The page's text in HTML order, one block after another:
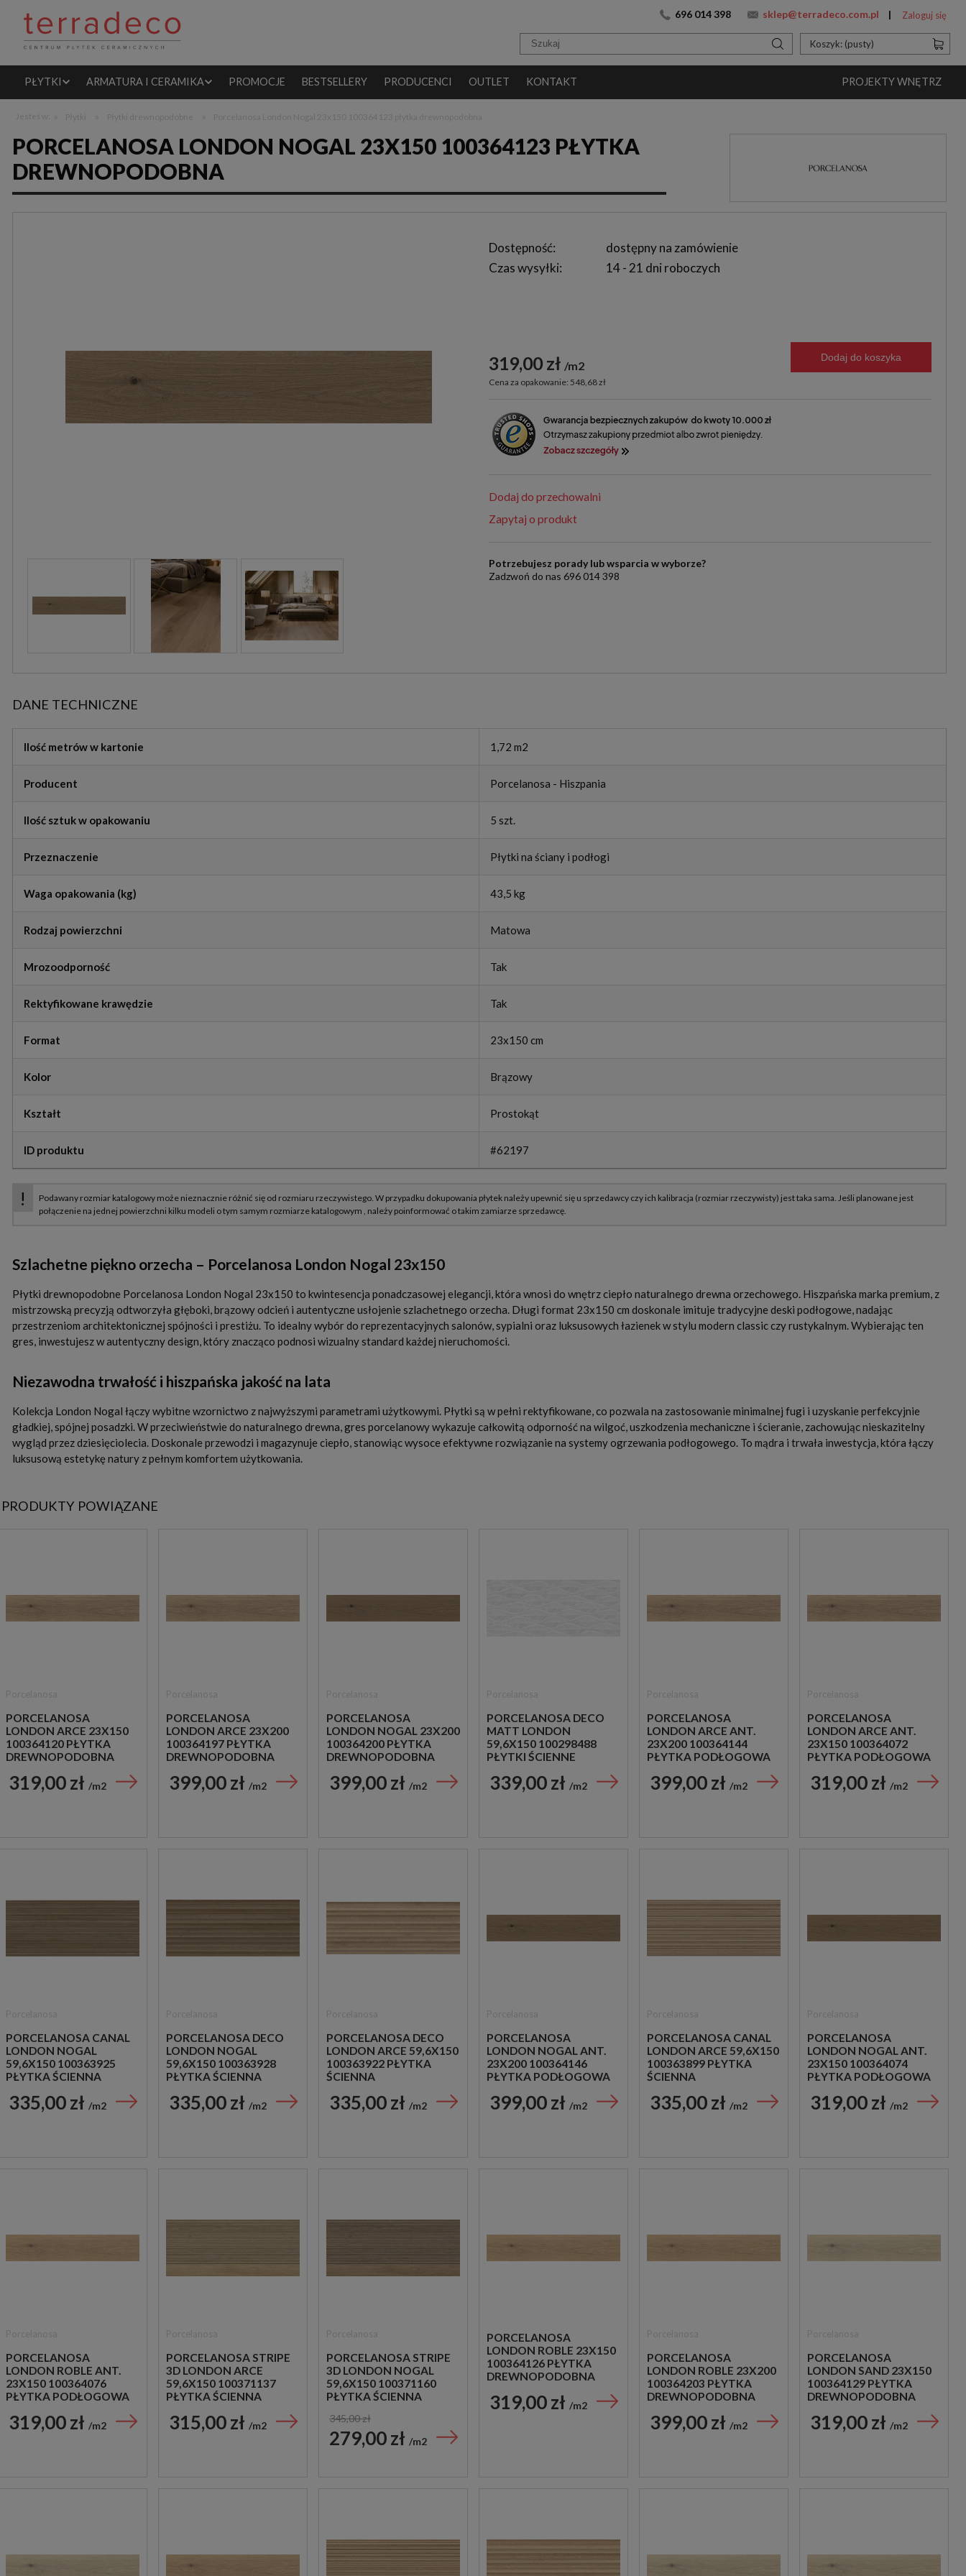
696 014 398 sklep@terradeco.com.pl Zaloguj się
Koszyk: (pusty)
PŁYTKI ARMATURA I CERAMIKA PROMOCJE BESTSELLERY PRODUCENCI OUTLET KONTAKT PROJEKTY WNĘTRZ
PORCELANOSA LONDON NOGAL 23X150 100364123 PŁYTKA
DREWNOPODOBNA
Dostępność:
dostępny na zamówienie
Czas wysyłki:
14 - 21 dni roboczych
319,00 zł m2
Cena za opakowanie: 548,68 zł
Dodaj do koszyka
Dodaj do przechowalni
Zapytaj o produkt
Potrzebujesz porady lub wsparcia w wyborze?
Zadzwoń do nas 696 014 398
DANE TECHNICZNE
Ilość metrów w kartonie 1,72 m2
Producent Porcelanosa - Hiszpania
Ilość sztuk w opakowaniu 5 szt.
Przeznaczenie Płytki na ściany i podłogi
Waga opakowania (kg) 43,5 kg
Rodzaj powierzchni Matowa
Mrozoodporność Tak
Rektyfikowane krawędzie Tak
Format 23x150 cm
Kolor Brązowy
Kształt Prostokąt
ID produktu #62197
Szlachetne piękno orzecha – Porcelanosa London Nogal 23x150
Płytki drewnopodobne Porcelanosa London Nogal 23x150 to kwintesencja ponadczasowej elegancji, która wnosi do wnętrz ciepło naturalnego drewna orzechowego. Hiszpańska marka premium, z
mistrzowską precyzją odtworzyła głęboki, brązowy odcień i autentyczne usłojenie szlachetnego orzecha. Długi format 23x150 cm doskonale imituje tradycyjne deski podłogowe, nadając
przestrzeniom architektonicznej spójności i prestiżu. To idealny wybór do reprezentacyjnych salonów, sypialni oraz luksusowych łazienek w stylu modern classic czy rustykalnym. Wybierając ten
gres, inwestujesz w autentyczny design, który znacząco podnosi wizualny standard każdej nieruchomości.
Niezawodna trwałość i hiszpańska jakość na lata
Kolekcja London Nogal łączy wybitne wzornictwo z najwyższymi parametrami użytkowymi. Płytki są w pełni rektyfikowane, co pozwala na zastosowanie minimalnej fugi i uzyskanie perfekcyjnie
gładkiej, spójnej posadzki. W przeciwieństwie do naturalnego drewna, gres porcelanowy wykazuje całkowitą odporność na wilgoć, uszkodzenia mechaniczne i ścieranie, zachowując nieskazitelny
wygląd przez dziesięciolecia. Doskonale przewodzi i magazynuje ciepło, stanowiąc wysoce efektywne rozwiązanie na systemy ogrzewania podłogowego. To mądra i trwała inwestycja, która łączy
luksusową estetykę natury z pełnym komfortem użytkowania.
PRODUKTY POWIĄZANE
PORCELANOSA
LONDON ARCE 23X150
100364120 PŁYTKA
DREWNOPODOBNA
319,00 zł m2
PORCELANOSA
LONDON ARCE 23X200
100364197 PŁYTKA
DREWNOPODOBNA
399,00 zł m2
PORCELANOSA
LONDON NOGAL 23X200
100364200 PŁYTKA
DREWNOPODOBNA
399,00 zł m2
PORCELANOSA DECO
MATT LONDON
59,6X150 100298488
PŁYTKI ŚCIENNE
339,00 zł m2
PORCELANOSA
LONDON ARCE ANT.
23X200 100364144
PŁYTKA PODŁOGOWA
399,00 zł m2
PORCELANOSA
LONDON ARCE ANT.
23X150 100364072
PŁYTKA PODŁOGOWA
319,00 zł m2
PORCELANOSA CANAL
LONDON NOGAL
59,6X150 100363925
PŁYTKA ŚCIENNA
335,00 zł m2
PORCELANOSA DECO
LONDON NOGAL
59,6X150 100363928
PŁYTKA ŚCIENNA
335,00 zł m2
PORCELANOSA DECO
LONDON ARCE 59,6X150
100363922 PŁYTKA
ŚCIENNA
335,00 zł m2
PORCELANOSA
LONDON NOGAL ANT.
23X200 100364146
PŁYTKA PODŁOGOWA
399,00 zł m2
PORCELANOSA CANAL
LONDON ARCE 59,6X150
100363899 PŁYTKA
ŚCIENNA
335,00 zł m2
PORCELANOSA
LONDON NOGAL ANT.
23X150 100364074
PŁYTKA PODŁOGOWA
319,00 zł m2
PORCELANOSA
LONDON ROBLE ANT.
23X150 100364076
PŁYTKA PODŁOGOWA
319,00 zł m2
PORCELANOSA STRIPE
3D LONDON ARCE
59,6X150 100371137
PŁYTKA ŚCIENNA
315,00 zł m2
PORCELANOSA STRIPE
3D LONDON NOGAL
59,6X150 100371160
PŁYTKA ŚCIENNA
345,00 zł
279,00 zł m2
PORCELANOSA
LONDON ROBLE 23X150
100364126 PŁYTKA
DREWNOPODOBNA
319,00 zł m2
PORCELANOSA
LONDON ROBLE 23X200
100364203 PŁYTKA
DREWNOPODOBNA
399,00 zł m2
PORCELANOSA
LONDON SAND 23X150
100364129 PŁYTKA
DREWNOPODOBNA
319,00 zł m2